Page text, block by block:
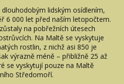
lidským osídlením,
6 000 let před naším letopočtem.
na pobřežních útesech
Na Maltě se vyskytuje
rostlin, z nichž asi 850 je
výrazně méně – přibližně 25 až
se vyskytují pouze na Maltě
Středomoří.